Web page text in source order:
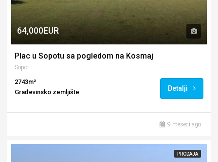
64,000EUR
Plac u Sopotu sa pogledom na Kosmaj
Sopot
2743m²
Građevinsko zemljište
Detalji
9 meseci ago
PRODAJA